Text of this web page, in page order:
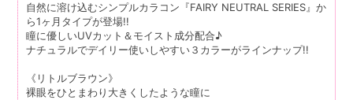
自然に溶け込むシンプルカラコン『FAIRY NEUTRAL SERIES』か
ら1ヶ月タイプが登場!!
瞳に優しいUVカット＆モイスト成分配合♪
ナチュラルでデイリー使いしやすい３カラーがラインナップ!!
《リトルブラウン》
裸眼をひとまわり大きくしたような瞳に